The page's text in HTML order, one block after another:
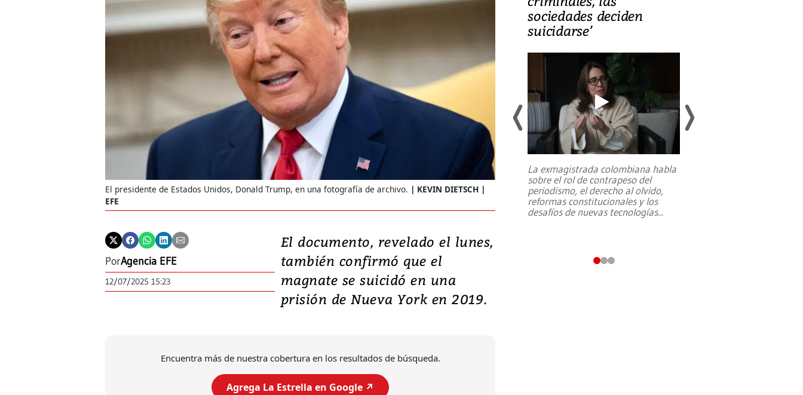
El presidente de Estados Unidos, Donald Trump, en una fotografía de archivo.
KEVIN DIETSCH |
EFE
PorAgencia EFE
12/07/2025 15:23
El documento, revelado el lunes,
también confirmó que el
magnate se suicidó en una
prisión de Nueva York en 2019.
Encuentra más de nuestra cobertura en los resultados de búsqueda.
Agrega La Estrella en Google ↗️
Un fuerte terremoto de magnitud
7,1 se registró este martes 28 de
julio en la prefectura de Kumamoto,
al sur de Japón, provocando una
emergencia de gran...
sociedades deciden
suicidarse’
La exmagistrada colombiana habla
sobre el rol de contrapeso del
periodismo, el derecho al olvido,
reformas constitucionales y los
desafíos de nuevas tecnologías...